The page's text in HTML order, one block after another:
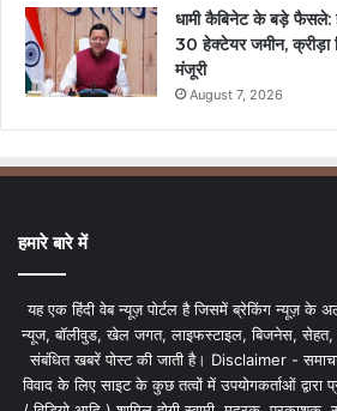
धामी कैबिनेट के बड़े फैसले:
30 हेक्टेयर जमीन, क्रीड़ा
मंजूरी
August 7, 2026
हमारे बारे में
यह एक हिंदी वेब न्यूज़ पोर्टल है जिसमें ब्रेकिंग न्यूज़ के
न्यूज, बॉलीवुड, खेल जगत, लाइफस्टाइल, बिजनेस, सेहत,
संबंधित खबरें पोस्ट की जाती है। Disclaimer -
विवाद के लिए साइट के कुछ तत्वों में उपयोगकर्ताओं द्वारा